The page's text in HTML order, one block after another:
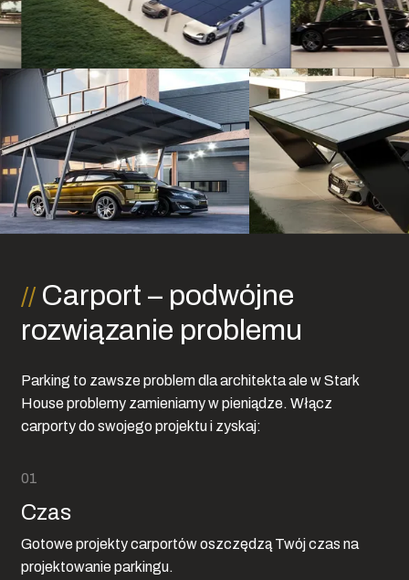
Carport – podwójne
rozwiązanie problemu
Parking to zawsze problem dla architekta ale w Stark
House problemy zamieniamy w pieniądze. Włącz
carporty do swojego projektu i zyskaj:
Czas
Gotowe projekty carportów oszczędzą Twój czas na
projektowanie parkingu.